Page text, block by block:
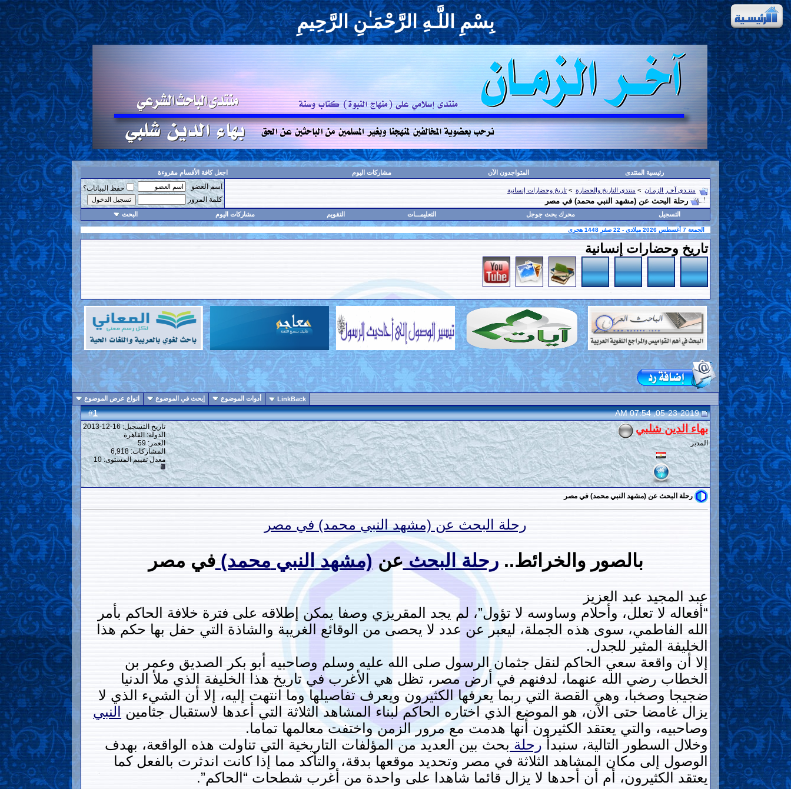
بِسْمِ اللَّـهِ الرَّحْمَـٰنِ الرَّحِيمِ
رئيسية المنتدى المتواجدون الآن مشاركات اليوم اجعل كافة الأقسام مقروءة
منتـدى آخـر الزمـان > منتدى التاريخ والحضارة > تاريخ وحضارات إنسانية
رحلة البحث عن (مشهد النبي محمد) في مصر
اسم العضو
حفظ البيانات؟
كلمة المرور
التسجيل محرك بحث جوجل التعليمـــات التقويم مشاركات اليوم البحث
الجمعة 7 أغسطس 2026 ميلادى - 22 صفر 1448 هجرى
تاريخ وحضارات إنسانية
LinkBack أدوات الموضوع إبحث في الموضوع انواع عرض الموضوع
#
1 05-23-2019, 07:54 AM
بهاء الدين شلبي
المدير
تاريخ التسجيل: 16-12-2013
الدولة: القاهرة
العمر: 59
المشاركات: 6,918
معدل تقييم المستوى: 10
رحلة البحث عن (مشهد النبي محمد) في مصر
رحلة البحث عن (مشهد النبي محمد) في مصر
بالصور والخرائط..رحلةالبحثعن (مشهدالنبي محمد)في مصر
عبد المجيد عبد العزيز
“أفعاله لا تعلل، وأحلام وساوسه لا تؤول”، لم يجد المقريزي وصفا يمكن إطلاقه على فترة خلافة الحاكم بأمر
الله الفاطمي، سوى هذه الجملة، ليعبر عن عدد لا يحصى من الوقائع الغريبة والشاذة التي حفل بها حكم هذا
الخليفة المثير للجدل.
إلا أن واقعة سعي الحاكم لنقل جثمان الرسول صلى الله عليه وسلم وصاحبيه أبو بكر الصديق وعمر بن
الخطاب رضي الله عنهما، لدفنهم في أرض مصر، تظل هي الأغرب في تاريخ هذا الخليفة الذي ملأ الدنيا
ضجيجا وصخبا، وهي القصة التي ربما يعرفها الكثيرون ويعرف تفاصيلها وما انتهت إليه، إلا أن الشيء الذي لا
يزال غامضا حتى الآن، هو الموضع الذي اختاره الحاكم لبناء المشاهد الثلاثة التي أعدها لاستقبال جثامين النبي
وصاحبيه، والتي يعتقد الكثيرون أنها هدمت مع مرور الزمن واختفت معالمها تماما.
وخلال السطور التالية، سنبدأ رحلة بحث بين العديد من المؤلفات التاريخية التي تناولت هذه الواقعة، بهدف
الوصول إلى مكان المشاهد الثلاثة في مصر وتحديد موقعها بدقة، والتأكد مما إذا كانت اندثرت بالفعل كما
يعتقد الكثيرون، أم أن أحدها لا يزال قائما شاهدا على واحدة من أغرب شطحات “الحاكم”.